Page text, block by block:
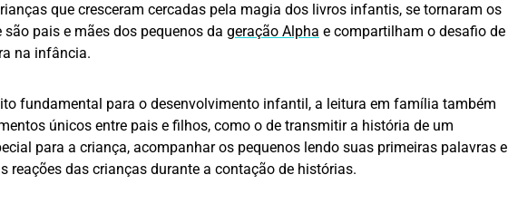
que cresceram cercadas pela magia dos livros infantis, se tornaram os
pais e mães dos pequenos da geração Alpha e compartilham o desafio de
na infância.
fundamental para o desenvolvimento infantil, a leitura em família também
únicos entre pais e filhos, como o de transmitir a história de um
para a criança, acompanhar os pequenos lendo suas primeiras palavras e
reações das crianças durante a contação de histórias.